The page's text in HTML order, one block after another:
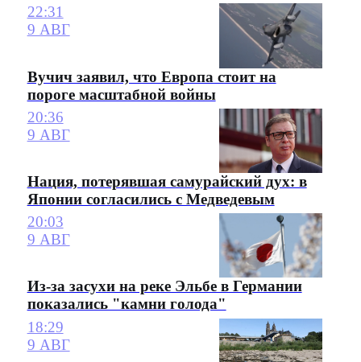
22:31
9 АВГ
Вучич заявил, что Европа стоит на
пороге масштабной войны
20:36
9 АВГ
Нация, потерявшая самурайский дух: в
Японии согласились с Медведевым
20:03
9 АВГ
Из-за засухи на реке Эльбе в Германии
показались "камни голода"
18:29
9 АВГ